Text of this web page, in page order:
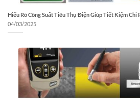
Hiểu Rõ Công Suất Tiêu Thụ Điện Giúp Tiết Kiệm Chi
04/03/2025